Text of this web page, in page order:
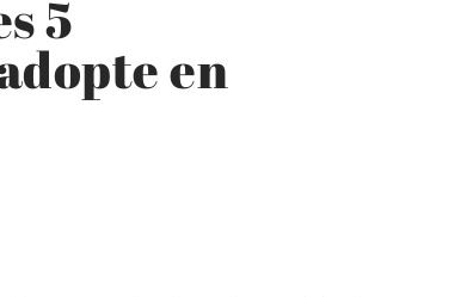
5
en